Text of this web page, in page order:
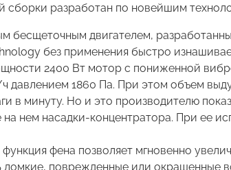
сборки разработан по новейшим
двигателем,
без применения быстро
2400 Вт мотор с пониженной
1860 Па. При этом объем
в минуту. Но и это производителю
нем насадки-концентратора. При ее
фена позволяет мгновенно
поврежденные или окрашенные